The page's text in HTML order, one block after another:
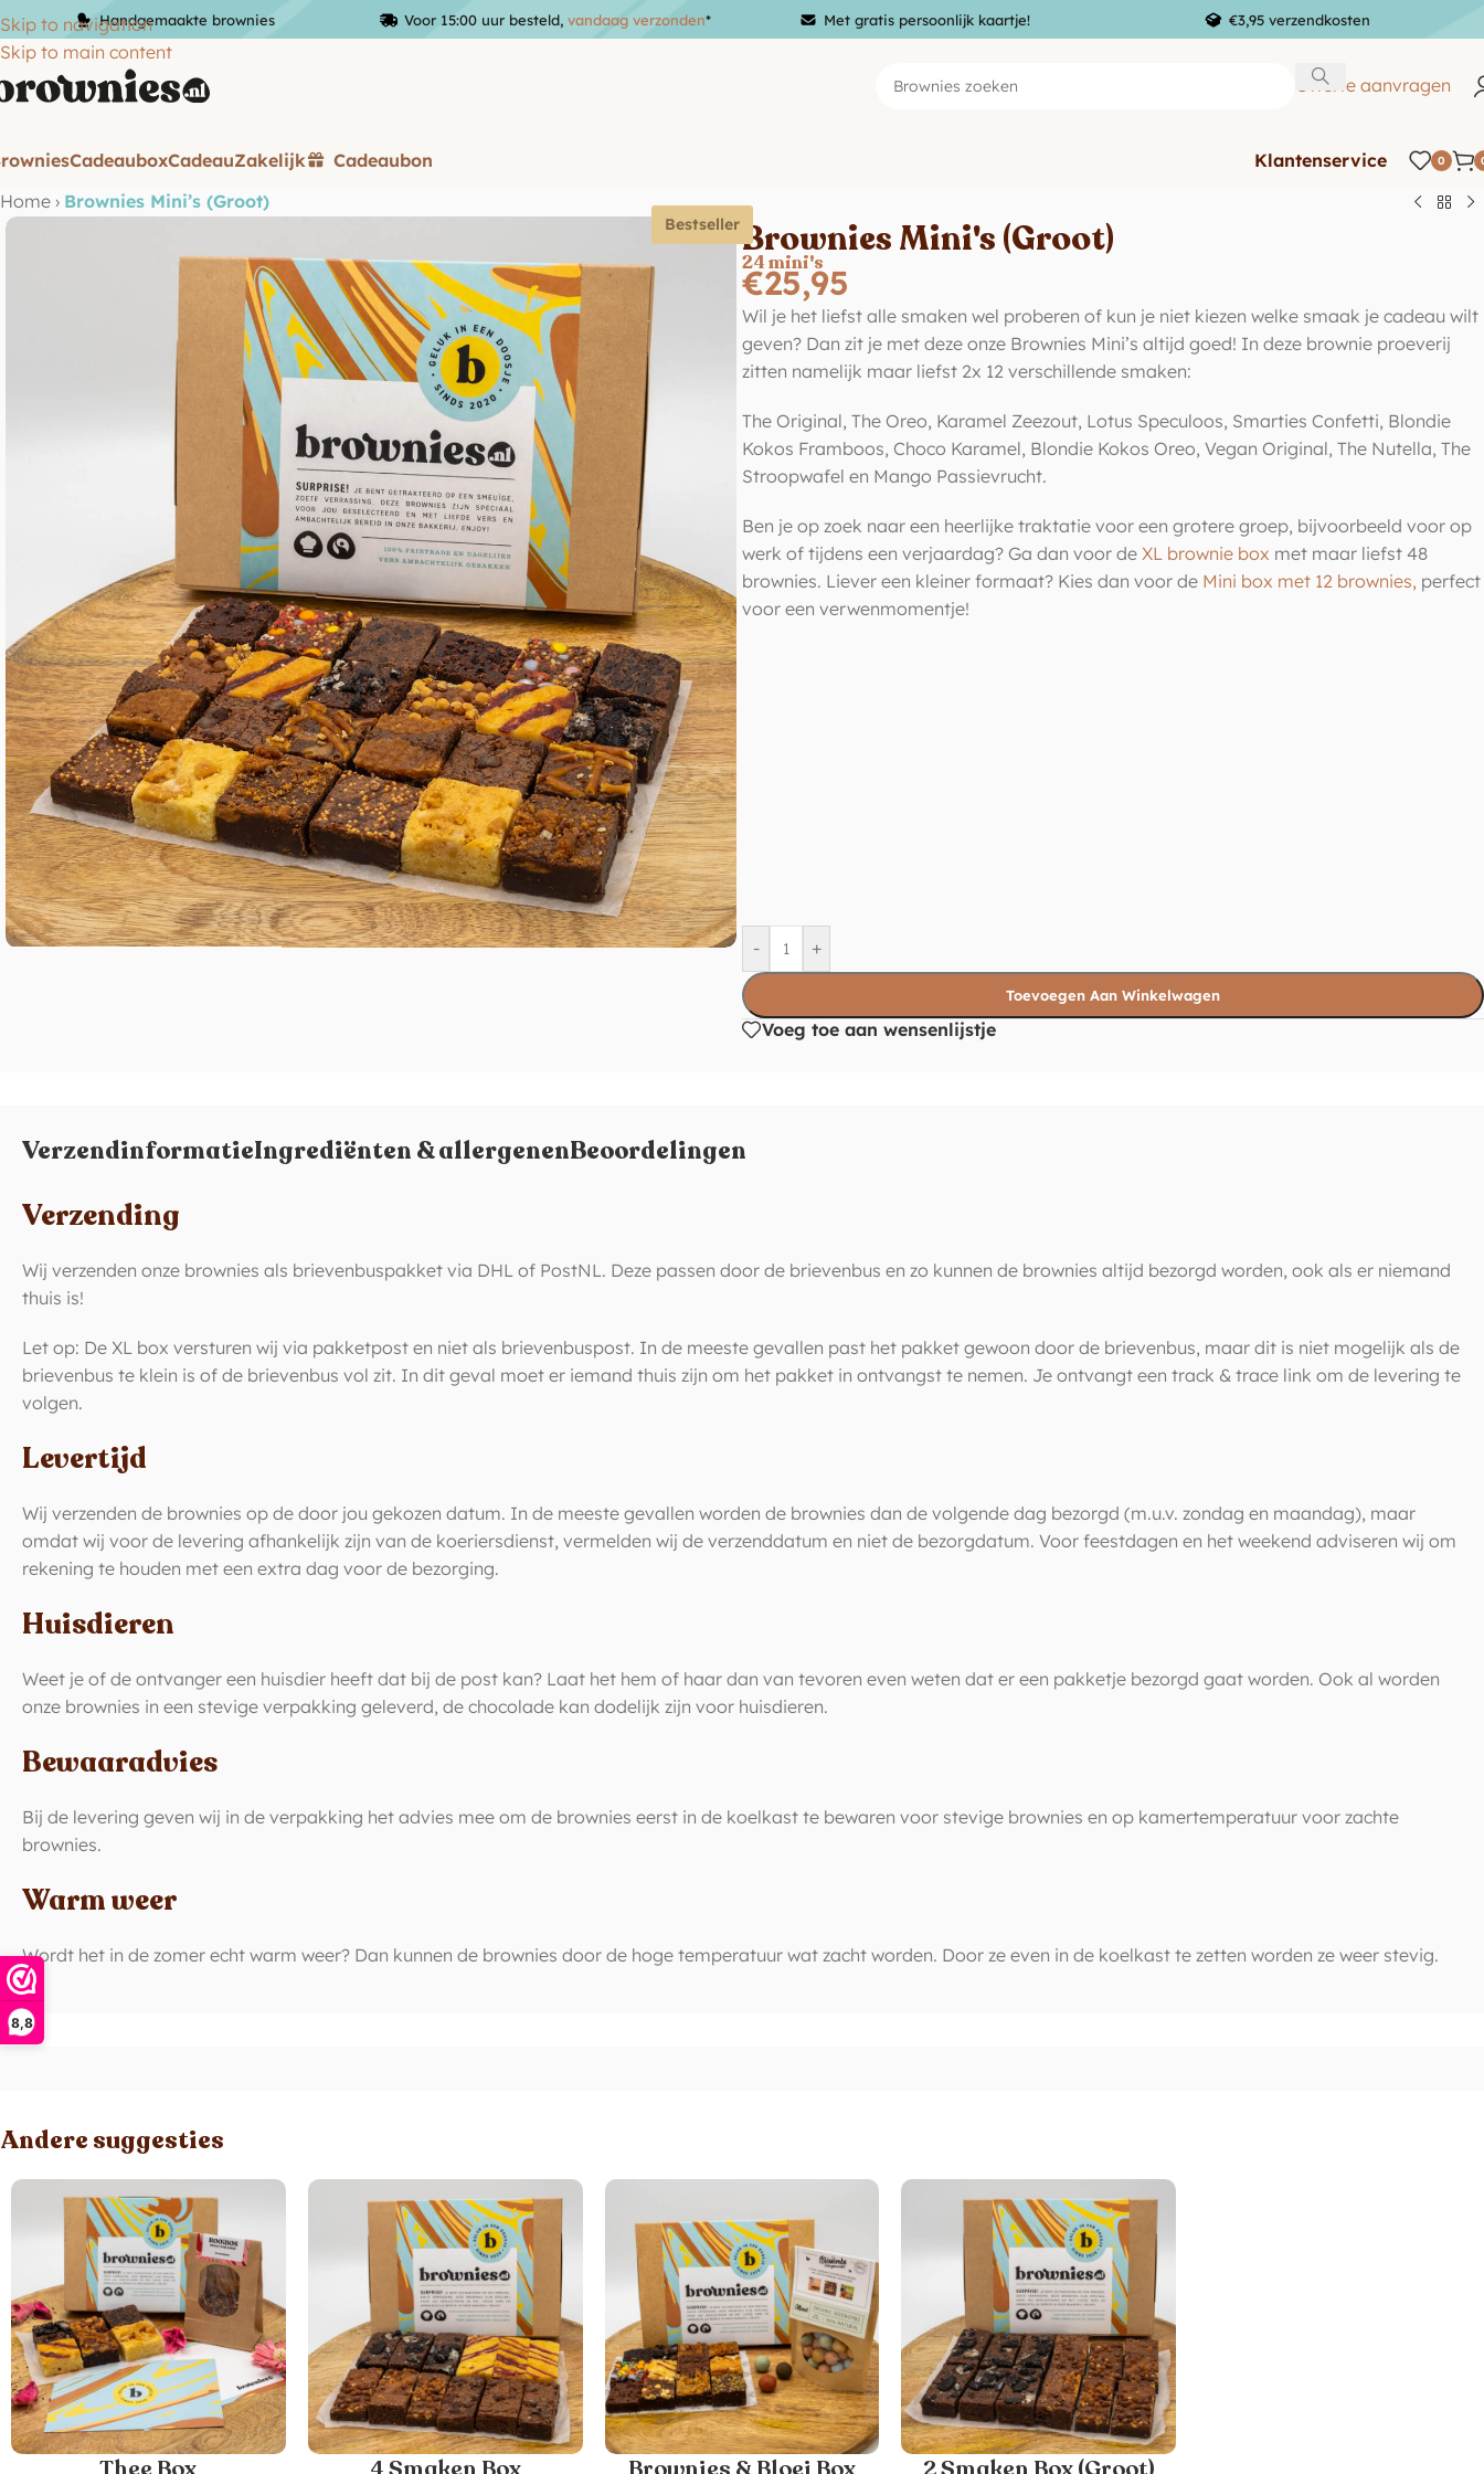
8,8
Skip to navigation
Skip to main content
Handgemaakte brownies Voor 15:00 uur besteld, vandaag verzonden* Met gratis persoonlijk kaartje! €3,95 verzendkosten
Offerte aanvragen
CadeauboxCadeauZakelijk Cadeaubon Klantenservice 0
Home › Brownies Mini’s (Groot)
BestsellerBrownies Mini's (Groot)
24 mini's
€25,95
Wil je het liefst alle smaken wel proberen of kun je niet kiezen welke smaak je cadeau wilt
geven? Dan zit je met deze onze Brownies Mini’s altijd goed! In deze brownie proeverij
zitten namelijk maar liefst 2x 12 verschillende smaken:
The Original, The Oreo, Karamel Zeezout, Lotus Speculoos, Smarties Confetti, Blondie
Kokos Framboos, Choco Karamel, Blondie Kokos Oreo, Vegan Original, The Nutella, The
Stroopwafel en Mango Passievrucht.
Ben je op zoek naar een heerlijke traktatie voor een grotere groep, bijvoorbeeld voor op
werk of tijdens een verjaardag? Ga dan voor de XL brownie box met maar liefst 48
brownies. Liever een kleiner formaat? Kies dan voor de Mini box met 12 brownies, perfect
voor een verwenmomentje!
- +
Toevoegen Aan Winkelwagen
Voeg toe aan wensenlijstje
VerzendinformatieIngrediënten & allergenenBeoordelingen
Verzending
Wij verzenden onze brownies als brievenbuspakket via DHL of PostNL. Deze passen door de brievenbus en zo kunnen de brownies altijd bezorgd worden, ook als er niemand
thuis is!
Let op: De XL box versturen wij via pakketpost en niet als brievenbuspost. In de meeste gevallen past het pakket gewoon door de brievenbus, maar dit is niet mogelijk als de
brievenbus te klein is of de brievenbus vol zit. In dit geval moet er iemand thuis zijn om het pakket in ontvangst te nemen. Je ontvangt een track & trace link om de levering te
volgen.
Levertijd
Wij verzenden de brownies op de door jou gekozen datum. In de meeste gevallen worden de brownies dan de volgende dag bezorgd (m.u.v. zondag en maandag), maar
omdat wij voor de levering afhankelijk zijn van de koeriersdienst, vermelden wij de verzenddatum en niet de bezorgdatum. Voor feestdagen en het weekend adviseren wij om
rekening te houden met een extra dag voor de bezorging.
Huisdieren
Weet je of de ontvanger een huisdier heeft dat bij de post kan? Laat het hem of haar dan van tevoren even weten dat er een pakketje bezorgd gaat worden. Ook al worden
onze brownies in een stevige verpakking geleverd, de chocolade kan dodelijk zijn voor huisdieren.
Bewaaradvies
Bij de levering geven wij in de verpakking het advies mee om de brownies eerst in de koelkast te bewaren voor stevige brownies en op kamertemperatuur voor zachte
brownies.
Warm weer
Wordt het in de zomer echt warm weer? Dan kunnen de brownies door de hoge temperatuur wat zacht worden. Door ze even in de koelkast te zetten worden ze weer stevig.
Andere suggesties